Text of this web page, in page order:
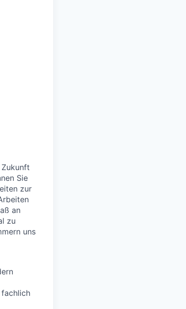
Sie
zur
an
zu
uns